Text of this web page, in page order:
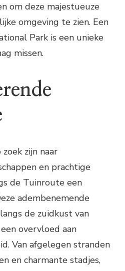
om deze majestueuze
omgeving te zien. Een
Park is een unieke
missen.
zijn naar
en prachtige
de Tuinroute een
adembenemende
de zuidkust van
overvloed aan
Van afgelegen stranden
en charmante stadjes,